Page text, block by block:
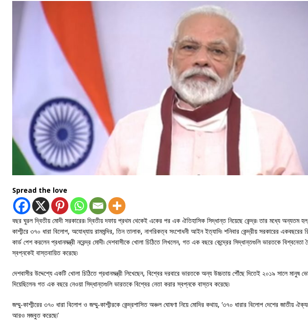
Spread the love
বছর ঘুরল দ্বিতীয় মোদী সরকারের৷ দ্বিতীয় দফায় প্রথম থেকেই একের পর এক ঐতিহাসিক সিদ্ধান্ত নিয়েছে কেন্দ্র৷ তার মধ্যে অন্যতম
কাশ্মীরে ৩৭০ ধারা বিলোপ, অযোধ্যায় রামমন্দির, তিন তালাক, নাগরিকত্ব সংশোধনী আইন ইত্যাদি৷ শনিবার কেন্দ্রীয় সরকারের একবছরের
কার্ড পেশ করলেন প্রধানমন্ত্রী নরেন্দ্র মোদী৷ দেশবাসীকে খোলা চিঠিতে লিখলেন, গত এক বছরে কেন্দ্রের সিদ্ধান্তগুলি ভারতকে বিশ্বনেতা
স্বপ্নকেই বাস্তবায়িত করেছে৷
দেশবাসীর উদ্দেশ্যে একটি খোলা চিঠিতে প্রধানমন্ত্রী লিখেছেন, বিশ্বের দরবারে ভারতকে অন্য উচ্চতায় পৌঁছে দিতেই ২০১৯ সালে মানুষ
দিয়েছিলেন৷ গত এক বছরে নেওয়া সিদ্ধান্তগুলি ভারতকে বিশ্বের নেতা করার স্বপ্নকে বাস্তব করেছে৷
জম্মু-কাশ্মীরের ৩৭০ ধারা বিলোপ ও জম্মু-কাশ্মীরকে কেন্দ্রশাসিত অঞ্চল ঘোষণা নিয়ে মোদির কথায়, ‘৩৭০ ধারার বিলোপ দেশের জাতীয়
আরও মজবুত করেছে৷’